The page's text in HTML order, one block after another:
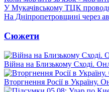
У Мукачівському ТЦК
На Дніпропетровщині через
Сюжети
Війна на Близькому Сході.
Вторгнення Росії в Україну.